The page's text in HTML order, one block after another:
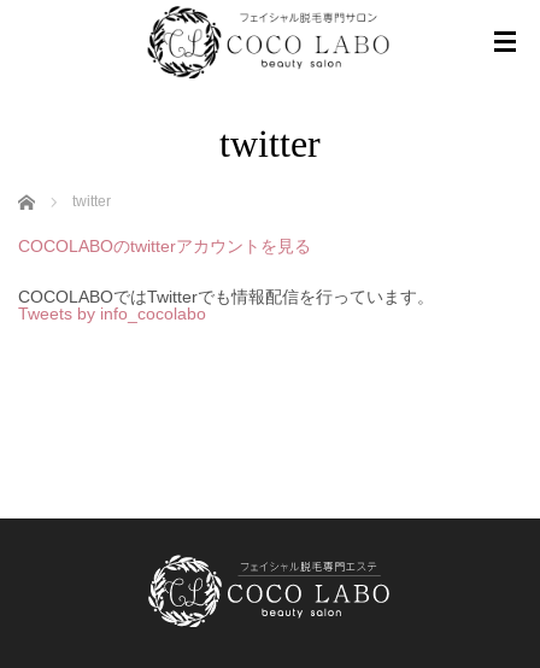
twitter
ホーム twitter
COCOLABOのtwitterアカウントを見る
COCOLABOではTwitterでも情報配信を行っています。
Tweets by info_cocolabo